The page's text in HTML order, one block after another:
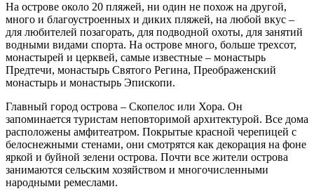
На острове около 20 пляжей, ни один не похож на другой,
много и благоустроенных и диких пляжей, на любой вкус –
для любителей позагорать, для подводной охоты, для занятий
водными видами спорта. На острове много, больше трехсот,
монастырей и церквей, самые известные – монастырь
Предтечи, монастырь Святого Регина, Преображенский
монастырь и монастырь Эпископи.
Главный город острова – Скопелос или Хора. Он
запоминается туристам неповторимой архитектурой. Все дома
расположены амфитеатром. Покрытые красной черепицей с
белоснежными стенами, они смотрятся как декорация на фоне
яркой и буйной зелени острова. Почти все жители острова
занимаются сельским хозяйством и многочисленными
народными ремеслами.